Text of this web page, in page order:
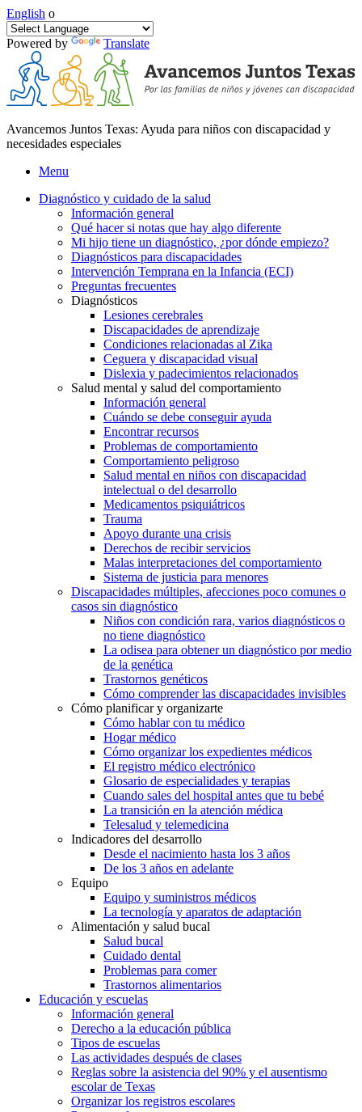
English o
Powered by Translate
Avancemos Juntos Texas: Ayuda para niños con discapacidad y
necesidades especiales
Menu
Diagnóstico y cuidado de la salud
Información general
Qué hacer si notas que hay algo diferente
Mi hijo tiene un diagnóstico, ¿por dónde empiezo?
Diagnósticos para discapacidades
Intervención Temprana en la Infancia (ECI)
Preguntas frecuentes
Diagnósticos
Lesiones cerebrales
Discapacidades de aprendizaje
Condiciones relacionadas al Zika
Ceguera y discapacidad visual
Dislexia y padecimientos relacionados
Salud mental y salud del comportamiento
Información general
Cuándo se debe conseguir ayuda
Encontrar recursos
Problemas de comportamiento
Comportamiento peligroso
Salud mental en niños con discapacidad
intelectual o del desarrollo
Medicamentos psiquiátricos
Trauma
Apoyo durante una crisis
Derechos de recibir servicios
Malas interpretaciones del comportamiento
Sistema de justicia para menores
Discapacidades múltiples, afecciones poco comunes o
casos sin diagnóstico
Niños con condición rara, varios diagnósticos o
no tiene diagnóstico
La odisea para obtener un diagnóstico por medio
de la genética
Trastornos genéticos
Cómo comprender las discapacidades invisibles
Cómo planificar y organizarte
Cómo hablar con tu médico
Hogar médico
Cómo organizar los expedientes médicos
El registro médico electrónico
Glosario de especialidades y terapias
Cuando sales del hospital antes que tu bebé
La transición en la atención médica
Telesalud y telemedicina
Indicadores del desarrollo
Desde el nacimiento hasta los 3 años
De los 3 años en adelante
Equipo
Equipo y suministros médicos
La tecnología y aparatos de adaptación
Alimentación y salud bucal
Salud bucal
Cuidado dental
Problemas para comer
Trastornos alimentarios
Educación y escuelas
Información general
Derecho a la educación pública
Tipos de escuelas
Las actividades después de clases
Reglas sobre la asistencia del 90% y el ausentismo
escolar de Texas
Organizar los registros escolares